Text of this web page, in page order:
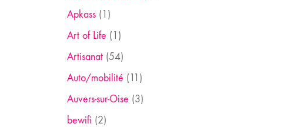
Apkass(1)
Art of Life (1)
Artisanat(54)
Auto/mobilité (11)
Auvers-sur-Oise (3)
bewifi (2)